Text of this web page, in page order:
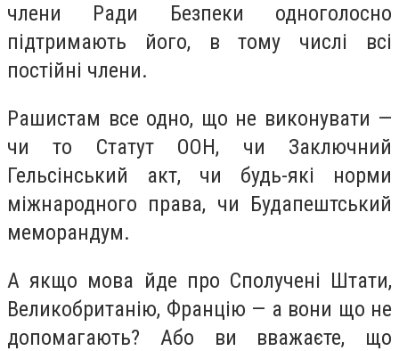
члени Ради Безпеки одноголосно
підтримають його, в тому числі всі
постійні члени.
Рашистам все одно, що не виконувати —
чи то Статут ООН, чи Заключний
Гельсінський акт, чи будь-які норми
міжнародного права, чи Будапештський
меморандум.
А якщо мова йде про Сполучені Штати,
Великобританію, Францію — а вони що не
допомагають? Або ви вважаєте, що